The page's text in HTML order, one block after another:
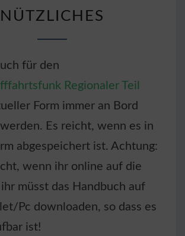
NÜTZLICHES
für den
Regionaler Teil
Form immer an Bord
Es reicht, wenn es in
abgespeichert ist. Achtung:
wenn ihr online auf die
müsst das Handbuch auf
Pc downloaden, so dass es
ist!